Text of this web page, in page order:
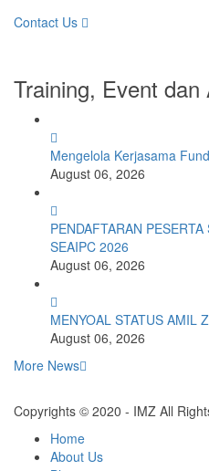
Contact Us
Training, Event dan
Mengelola Kerjasama
August 06, 2026
PENDAFTARAN
SEAIPC 2026
August 06, 2026
MENYOAL STATUS AMIL
August 06, 2026
More News
Copyrights © 2020 - IMZ All
Home
About Us